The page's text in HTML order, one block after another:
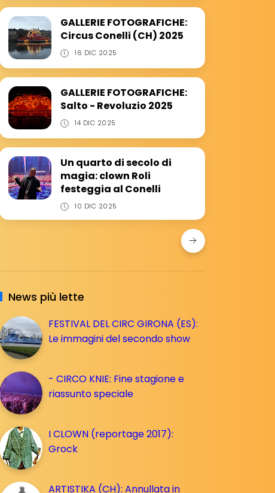
GALLERIE FOTOGRAFICHE:
Circus Conelli (CH) 2025
16 DIC 2025
GALLERIE FOTOGRAFICHE:
Salto - Revoluzio 2025
14 DIC 2025
Un quarto di secolo di
magia: clown Roli
festeggia al Conelli
10 DIC 2025
News più lette
FESTIVAL DEL CIRC GIRONA (ES):
Le immagini del secondo show
- CIRCO KNIE: Fine stagione e
riassunto speciale
I CLOWN (reportage 2017):
Grock
ARTISTIKA (CH): Annullata in